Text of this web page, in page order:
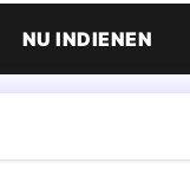
NU INDIENEN